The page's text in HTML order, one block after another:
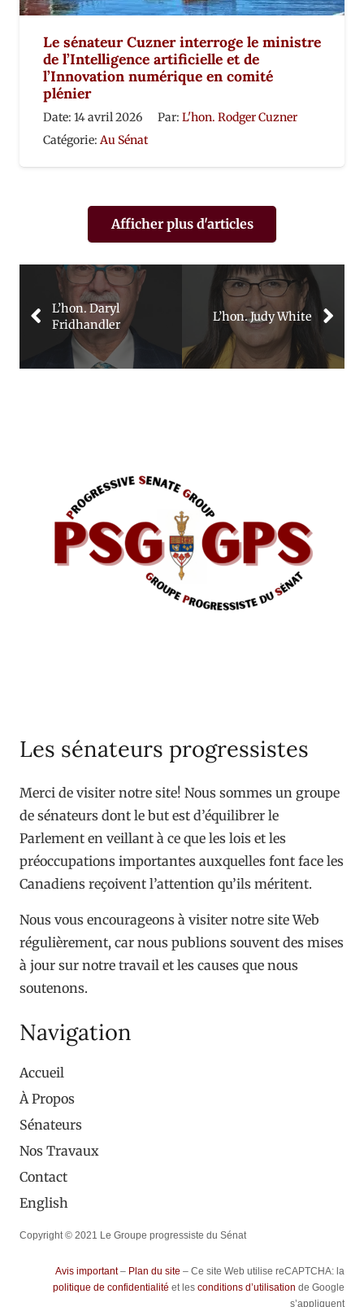
Le sénateur Cuzner interroge le ministre
de l’Intelligence artificielle et de
l’Innovation numérique en comité
plénier
Date: 14 avril 2026 Par: L'hon. Rodger Cuzner
Catégorie: Au Sénat
Afficher plus d'articles
L’hon. Daryl
Fridhandler
L’hon. Judy White
Les sénateurs progressistes
Merci de visiter notre site! Nous sommes un groupe
de sénateurs dont le but est d’équilibrer le
Parlement en veillant à ce que les lois et les
préoccupations importantes auxquelles font face les
Canadiens reçoivent l’attention qu’ils méritent.
Nous vous encourageons à visiter notre site Web
régulièrement, car nous publions souvent des mises
à jour sur notre travail et les causes que nous
soutenons.
Navigation
Accueil
À Propos
Sénateurs
Nos Travaux
Contact
English
Copyright © 2021 Le Groupe progressiste du Sénat
Avis important– Plan du site – Ce site Web utilise reCAPTCHA: la
politique de confidentialité et les conditions d’utilisation de Google
s’appliquent